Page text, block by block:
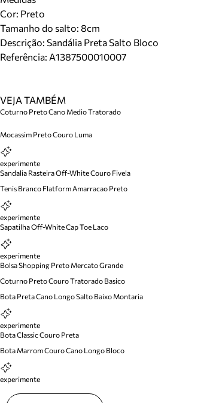
Cor: Preto
Tamanho do salto: 8cm
Descrição: Sandália Preta Salto Bloco
Referência: A1387500010007
VEJA TAMBÉM
Coturno Preto Cano Medio Tratorado
Mocassim Preto Couro Luma
experimente
Sandalia Rasteira Off-White Couro Fivela
Tenis Branco Flatform Amarracao Preto
experimente
Sapatilha Off-White Cap Toe Laco
experimente
Bolsa Shopping Preto Mercato Grande
Coturno Preto Couro Tratorado Basico
Bota Preta Cano Longo Salto Baixo Montaria
experimente
Bota Classic Couro Preta
Bota Marrom Couro Cano Longo Bloco
experimente